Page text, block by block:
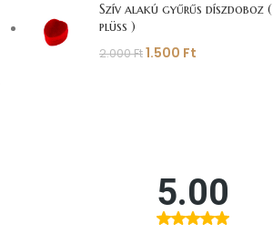
Szív alakú gyűrűs díszdoboz (
plüss )
2.000Ft1.500 Ft